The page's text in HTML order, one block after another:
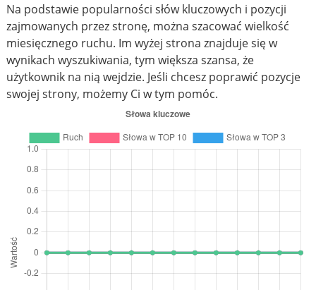
Na podstawie popularności słów kluczowych i pozycji
zajmowanych przez stronę, można szacować wielkość
miesięcznego ruchu. Im wyżej strona znajduje się w
wynikach wyszukiwania, tym większa szansa, że
użytkownik na nią wejdzie. Jeśli chcesz poprawić pozycje
swojej strony, możemy Ci w tym pomóc.